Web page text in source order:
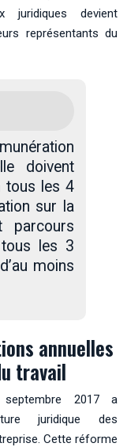
juridiques devient
représentants du
doivent
tous les 4
sur la
parcours
tous les 3
moins
annuelles
travail
septembre 2017 a
juridique des
Cette réforme